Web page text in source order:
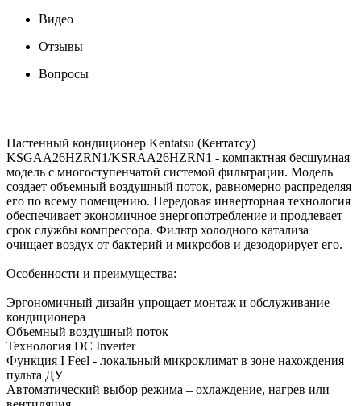
Видео
Отзывы
Вопросы
Настенный кондиционер Kentatsu (Кентатсу)
KSGAA26HZRN1/KSRAA26HZRN1 - компактная бесшумная
модель с многоступенчатой системой фильтрации. Модель
создает объемный воздушный поток, равномерно распределяя
его по всему помещению. Передовая инверторная технология
обеспечивает экономичное энергопотребление и продлевает
срок службы компрессора. Фильтр холодного катализа
очищает воздух от бактерий и микробов и дезодорирует его.
Особенности и преимущества:
Эргономичный дизайн упрощает монтаж и обслуживание
кондиционера
Объемный воздушный поток
Технология DC Inverter
Функция I Feel - локальный микроклимат в зоне нахождения
пульта ДУ
Автоматический выбор режима – охлаждение, нагрев или